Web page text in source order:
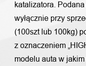
katalizatora.
wyłącznie przy
(100szt lub 100kg)
z oznaczeniem
modelu auta w jakim